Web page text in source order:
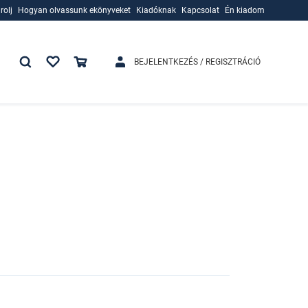
Hogyan olvassunk ekönyveket
Kiadóknak
Kapcsolat Én kiadom
BEJELENTKEZÉS / REGISZTRÁCIÓ